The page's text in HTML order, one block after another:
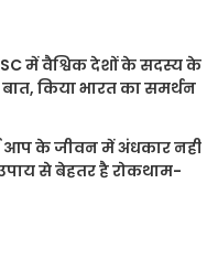
में वैश्विक देशों के सदस्य के
किया भारत का समर्थन
आप के जीवन में अंधकार नहीं
से बेहतर है रोकथाम-